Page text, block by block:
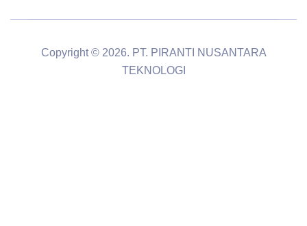
Copyright © 2026. PT. PIRANTI NUSANTARA
TEKNOLOGI